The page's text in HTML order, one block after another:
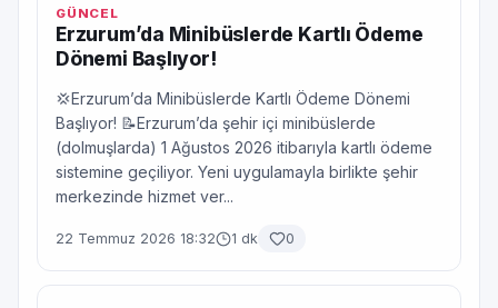
GÜNCEL
Erzurum’da Minibüslerde Kartlı Ödeme
Dönemi Başlıyor!
💢Erzurum’da Minibüslerde Kartlı Ödeme Dönemi
Başlıyor! 📝Erzurum’da şehir içi minibüslerde
(dolmuşlarda) 1 Ağustos 2026 itibarıyla kartlı ödeme
sistemine geçiliyor. Yeni uygulamayla birlikte şehir
merkezinde hizmet ver...
22 Temmuz 2026 18:32 1 dk 0